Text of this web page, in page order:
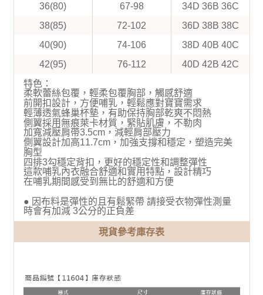
36(80)
67-98
34D 36B 36C
38(85)
72-102
36D 38B 38C
40(90)
74-106
38D 40B 40C
42(95)
76-112
40D 42B 42C
特色：
柔軟蕾絲包覆，輕柔包覆胸部，觸感舒適
前開扣設計，方便哺乳，輕鬆應對寶寶需求
輕薄透氣蜂巢杯墊，有助保持胸部乾爽不悶熱
側翼採用無痕萊卡材質，緊貼肌膚，不勒肉
加寬減壓肩帶3.5cm，減輕肩部壓力
側翼設計加高11.7cm，加強支撐和穩定，塑造完美
胸型
四排3勾穩定背扣，更好的穩定性和調整彈性
這款哺乳內衣融合舒適和實用特點，設計精巧
在哺乳期間感受到無比的舒適和方便
● 因布料是彈性的且有鬆緊帶 請接受衣物彈性測量
時會有加減 3公分的正負差
現貨參考庫存表